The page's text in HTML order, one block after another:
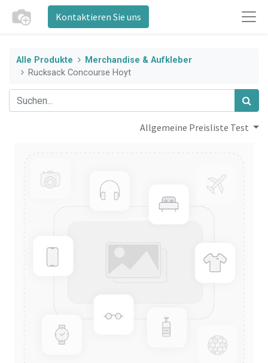
Kontaktieren Sie uns
Alle Produkte
Merchandise & Aufkleber
Rucksack Concourse Hoyt
Allgemeine Preisliste Test